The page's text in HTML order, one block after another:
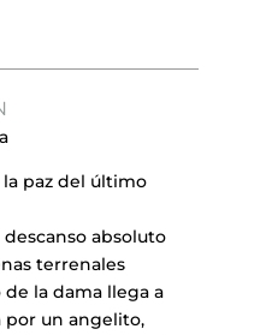
la paz del último
absoluto
terrenales
la dama llega a
por un angelito,